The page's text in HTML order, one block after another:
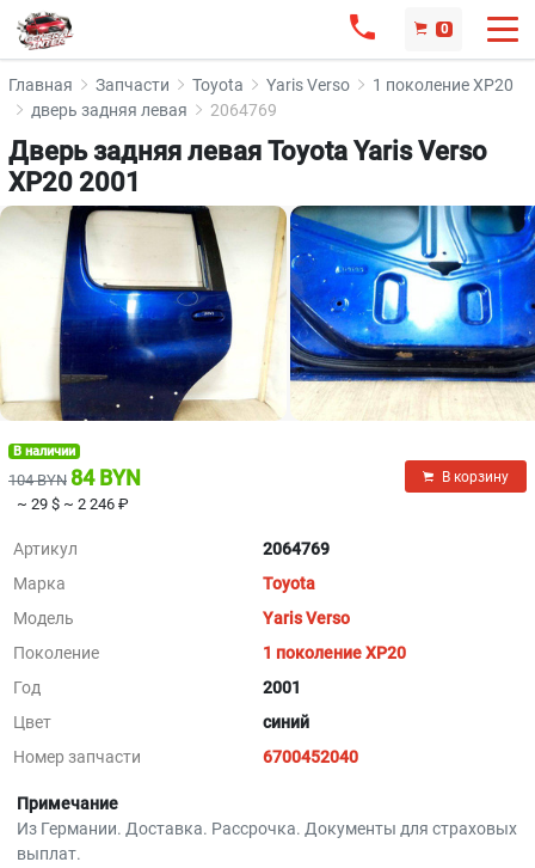
0
Главная Запчасти Toyota Yaris Verso
1 поколение XP20
дверь задняя левая
2064769
Дверь задняя левая Toyota Yaris Verso
XP20 2001
В наличии
104 BYN 84 BYN
~ 29 $ ~ 2 246 ₽
В корзину
Артикул
2064769
Марка
Toyota
Модель
Yaris Verso
Поколение
1 поколение XP20
Год
2001
Цвет
синий
Номер запчасти
6700452040
Примечание
Из Германии. Доставка. Рассрочка. Документы для страховых
выплат.